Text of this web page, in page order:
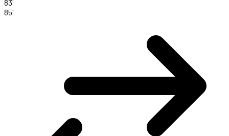
83'
85'